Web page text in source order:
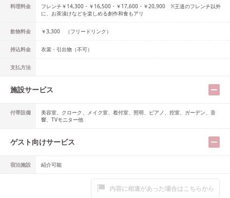
料理料金
フレンチ￥14,300・￥16,500・￥17,600・￥20,900 ※王道のフレンチ以外
に、お茶漬けなどを楽しめる創作和食もアリ
飲物料金 ￥3,300 （フリードリンク）
持込料金 衣裳・引出物（不可）
支払方法
施設サービス
付帯設備
美容室、クローク、メイク室、着付室、照明、ピアノ、控室、ガーデン、音
響、TVモニター他
ゲスト向けサービス
宿泊施設 紹介可能
内容に相違があった場合はこちらから